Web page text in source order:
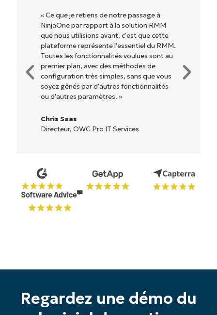
« NinjaOne est extrêmement simple
d'utilisation grâce à une interface fluide et
des fonctionnalités back-end puissantes.
Pas de configuration complexe ou
d'interface difficile à maîtriser. Toutes les
options et tous les outils sont clairement
étiquetés, faciles à comprendre et il est
très facile de s'y retrouver. »
Reiffenberger.NET Technology Solutions
Regardez une démo du